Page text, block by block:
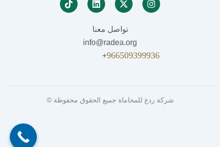
تواصل معنا
info@radea.org
966509399936
+
شركة ردع للمحاماة جميع الحقوق محفوظة ©